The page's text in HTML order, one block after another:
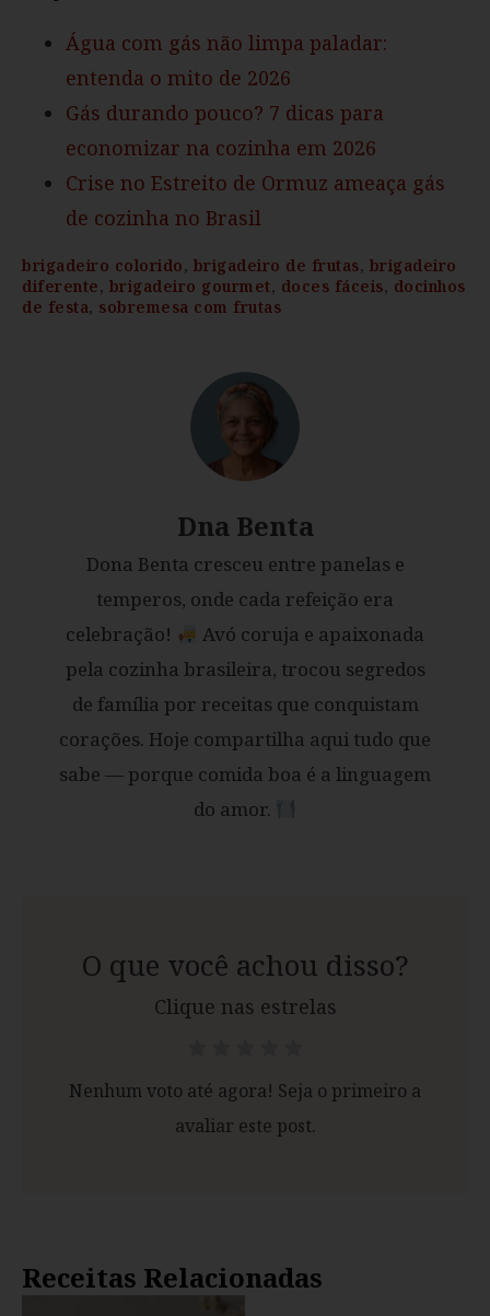
Água com gás não limpa paladar:
entenda o mito de 2026
Gás durando pouco? 7 dicas para
economizar na cozinha em 2026
Crise no Estreito de Ormuz ameaça gás
de cozinha no Brasil
brigadeiro colorido, brigadeiro de frutas, brigadeiro
diferente, brigadeiro gourmet, doces fáceis, docinhos
de festa, sobremesa com frutas
Dna Benta
Dona Benta cresceu entre panelas e
temperos, onde cada refeição era
celebração!
Avó coruja e apaixonada
pela cozinha brasileira, trocou segredos
de família por receitas que conquistam
corações. Hoje compartilha aqui tudo que
sabe — porque comida boa é a linguagem
do amor.
O que você achou disso?
Clique nas estrelas
Nenhum voto até agora! Seja o primeiro a
avaliar este post.
Receitas Relacionadas